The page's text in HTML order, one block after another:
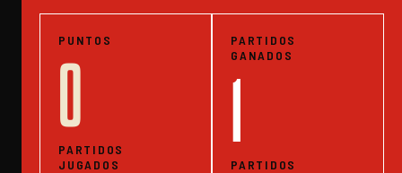
PUNTOS
0
PARTIDOS
JUGADOS
PARTIDOS
GANADOS
1
PARTIDOS